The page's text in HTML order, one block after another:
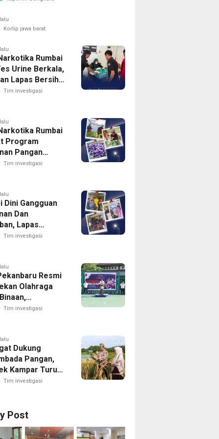
Korlip jawa barat
Rumbai
Urine Berkala,
Lapas Bersih
Tim investigasi
Rumbai
Program
Pangan
Memanen
Tim investigasi
Dini Gangguan
Dan
Lapas
Rumbai Gelar
Blok Hunian
Tim investigasi
Resmi
Olahraga
HUT RI Ke-81
Tim investigasi
Dukung
Pangan,
Kampar Turun
Panen Jagung
Tim investigasi
Post